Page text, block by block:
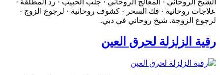
علاجات روحانية · فك السحر · كشوف روحانية · لرجوع الزوج ·
لرجوع الزوجة. شيخ روحاني في دبي.
رقية الزلزلة لحرق العين